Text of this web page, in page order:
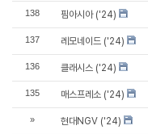
138 핌아시아 ('24)
137 레모네이드 ('24)
136 클래시스 ('24)
135 매스프레소 ('24)
» 현대NGV ('24)